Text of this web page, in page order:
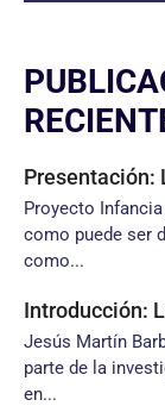
Presentación:
Proyecto
como puede ser
como...
Introducción:
Jesús Martín
parte de la
en...